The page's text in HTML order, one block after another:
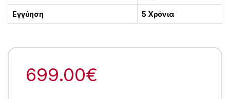
Εγγύηση 5 Χρόνια
699.00€